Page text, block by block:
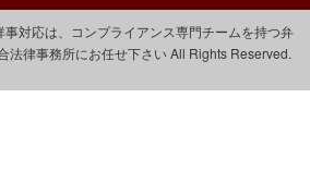
対応は、コンプライアンス専門チームを持つ弁
法律事務所にお任せ下さい All Rights Reserved.